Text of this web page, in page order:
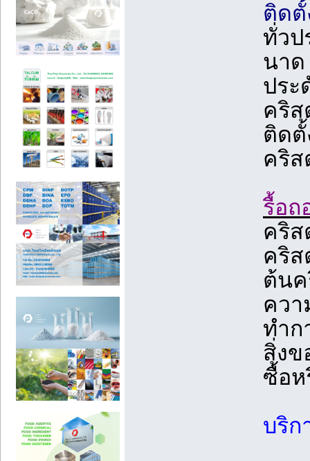
ติด
ทั่ว
นา
ปร
คริ
ติด
คริ
รื้อถ
คริส
คริส
ต้น
ควา
ทำก
สิ่งข
ซื้อห
บริก